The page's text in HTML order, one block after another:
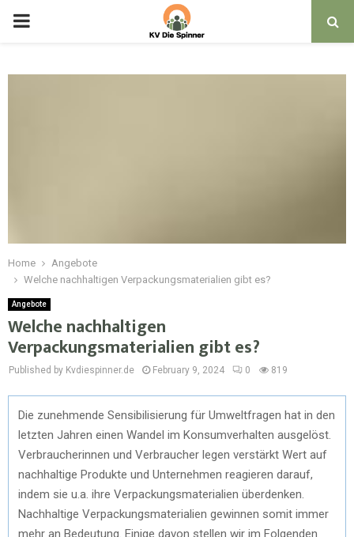
PRIMARY
Home
Angebote
Welche nachhaltigen Verpackungsmaterialien gibt es?
Angebote
Welche nachhaltigen
Verpackungsmaterialien gibt es?
Published by Kvdiespinner.de February 9, 2024 0 819
Die zunehmende Sensibilisierung für Umweltfragen hat in den
letzten Jahren einen Wandel im Konsumverhalten ausgelöst.
Verbraucherinnen und Verbraucher legen verstärkt Wert auf
nachhaltige Produkte und Unternehmen reagieren darauf,
indem sie u.a. ihre Verpackungsmaterialien überdenken.
Nachhaltige Verpackungsmaterialien gewinnen somit immer
mehr an Bedeutung. Einige davon stellen wir im Folgenden